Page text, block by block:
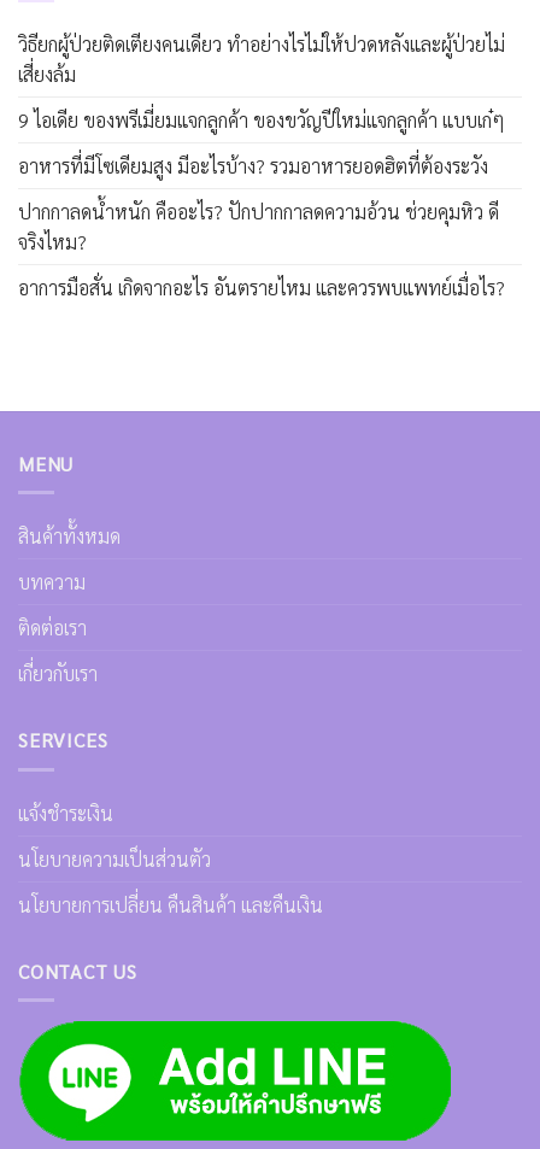
วิธียกผู้ป่วยติดเตียงคนเดียว ทำอย่างไรไม่ให้ปวดหลังและผู้ป่วยไม่
เสี่ยงล้ม
9 ไอเดีย ของพรีเมี่ยมแจกลูกค้า ของขวัญปีใหม่แจกลูกค้า แบบเก๋ๆ
อาหารที่มีโซเดียมสูง มีอะไรบ้าง? รวมอาหารยอดฮิตที่ต้องระวัง
ปากกาลดน้ำหนัก คืออะไร? ปักปากกาลดความอ้วน ช่วยคุมหิว ดี
จริงไหม?
อาการมือสั่น เกิดจากอะไร อันตรายไหม และควรพบแพทย์เมื่อไร?
MENU
สินค้าทั้งหมด
บทความ
ติดต่อเรา
เกี่ยวกับเรา
SERVICES
แจ้งชำระเงิน
นโยบายความเป็นส่วนตัว
นโยบายการเปลี่ยน คืนสินค้า และคืนเงิน
CONTACT US